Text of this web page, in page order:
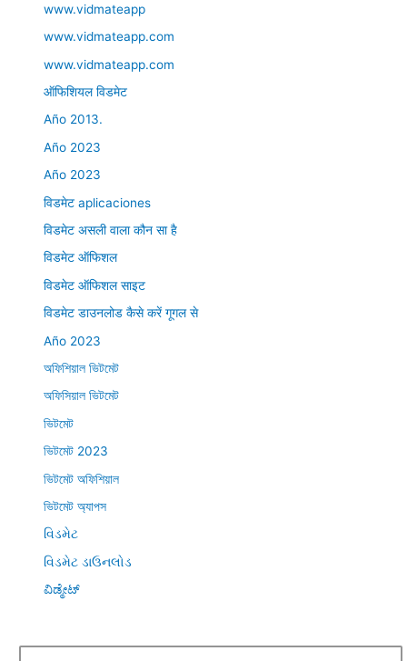
www.vidmateapp
www.vidmateapp.com
www.vidmateapp.com
ऑफिशियल विडमेट
Año 2013.
Año 2023
Año 2023
विडमेट aplicaciones
विडमेट असली वाला कौन सा है
विडमेट ऑफिशल
विडमेट ऑफिशल साइट
विडमेट डाउनलोड कैसे करें गूगल से
Año 2023
অফিশিয়াল ভিটমেট
অফিসিয়াল ভিটমেট
ভিটমেট
ভিটমেট 2023
ভিটমেট অফিশিয়াল
ভিটমেট অ্যাপস
વિડમેટ
વિડમેટ ડાઉનલોડ
ವಿಡ್ಮೇಟ್